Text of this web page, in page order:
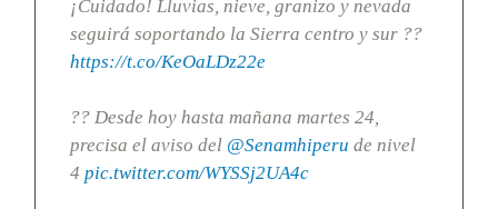
¡Cuidado! Lluvias, nieve, granizo y nevada
seguirá soportando la Sierra centro y sur ??
https://t.co/KeOaLDz22e
?? Desde hoy hasta mañana martes 24,
precisa el aviso del @Senamhiperu de nivel
4 pic.twitter.com/WYSSj2UA4c